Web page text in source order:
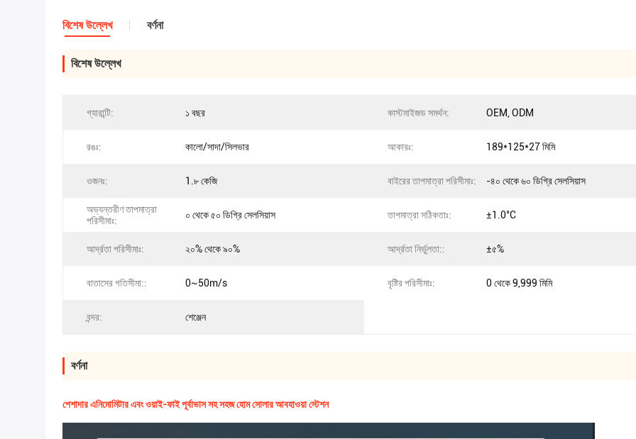
বিশেষ উল্লেখ বর্ণনা
বিশেষ উল্লেখ
গ্যারান্টি: ১ বছর কাস্টমাইজড সমর্থন: OEM, ODM
রঙঃ: কালো/সাদা/সিলভার আকারঃ: 189*125*27 মিমি
ওজনঃ: 1.৮ কেজি বাইরের তাপমাত্রা পরিসীমাঃ: -৪০ থেকে ৬০ ডিগ্রি সেলসিয়াস
অভ্যন্তরীণ তাপমাত্রা
পরিসীমাঃ:
০ থেকে ৫০ ডিগ্রি সেলসিয়াস তাপমাত্রা সঠিকতাঃ: ±1.0°C
আর্দ্রতা পরিসীমাঃ: ২০% থেকে ৯০% আর্দ্রতা নির্ভুলতা:: ±৫%
বাতাসের গতিসীমা:: 0~50m/s বৃষ্টির পরিসীমাঃ: 0 থেকে 9,999 মিমি
বন্দর: শেঞ্জেন
বর্ণনা
পেশাদার এনিমোমিটার এবং ওয়াই-ফাই পূর্বাভাস সহ সহজ হোম সোলার আবহাওয়া স্টেশন